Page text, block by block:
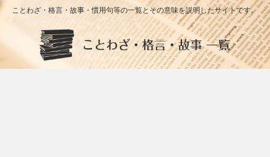
ことわざ・格言・故事・慣用句等の一覧とその意味を説明したサイトです。